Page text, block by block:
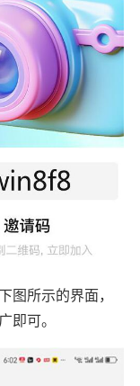
图所示的界面，
即可。